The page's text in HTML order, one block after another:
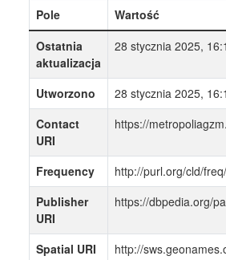
Pole
Wartość
Ostatnia
aktualizacja
28 stycznia 2025,
Utworzono
28 stycznia 2025,
Contact
URI
https://
Frequency
http://purl.org/cld/
Publisher
URI
https://dbpedia.org/
Spatial URI
http://